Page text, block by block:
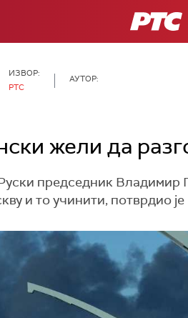
РТС
ИЗВОР:
РТС
АУТОР:
жели да
председник Владимир
и то учинити, потврдио